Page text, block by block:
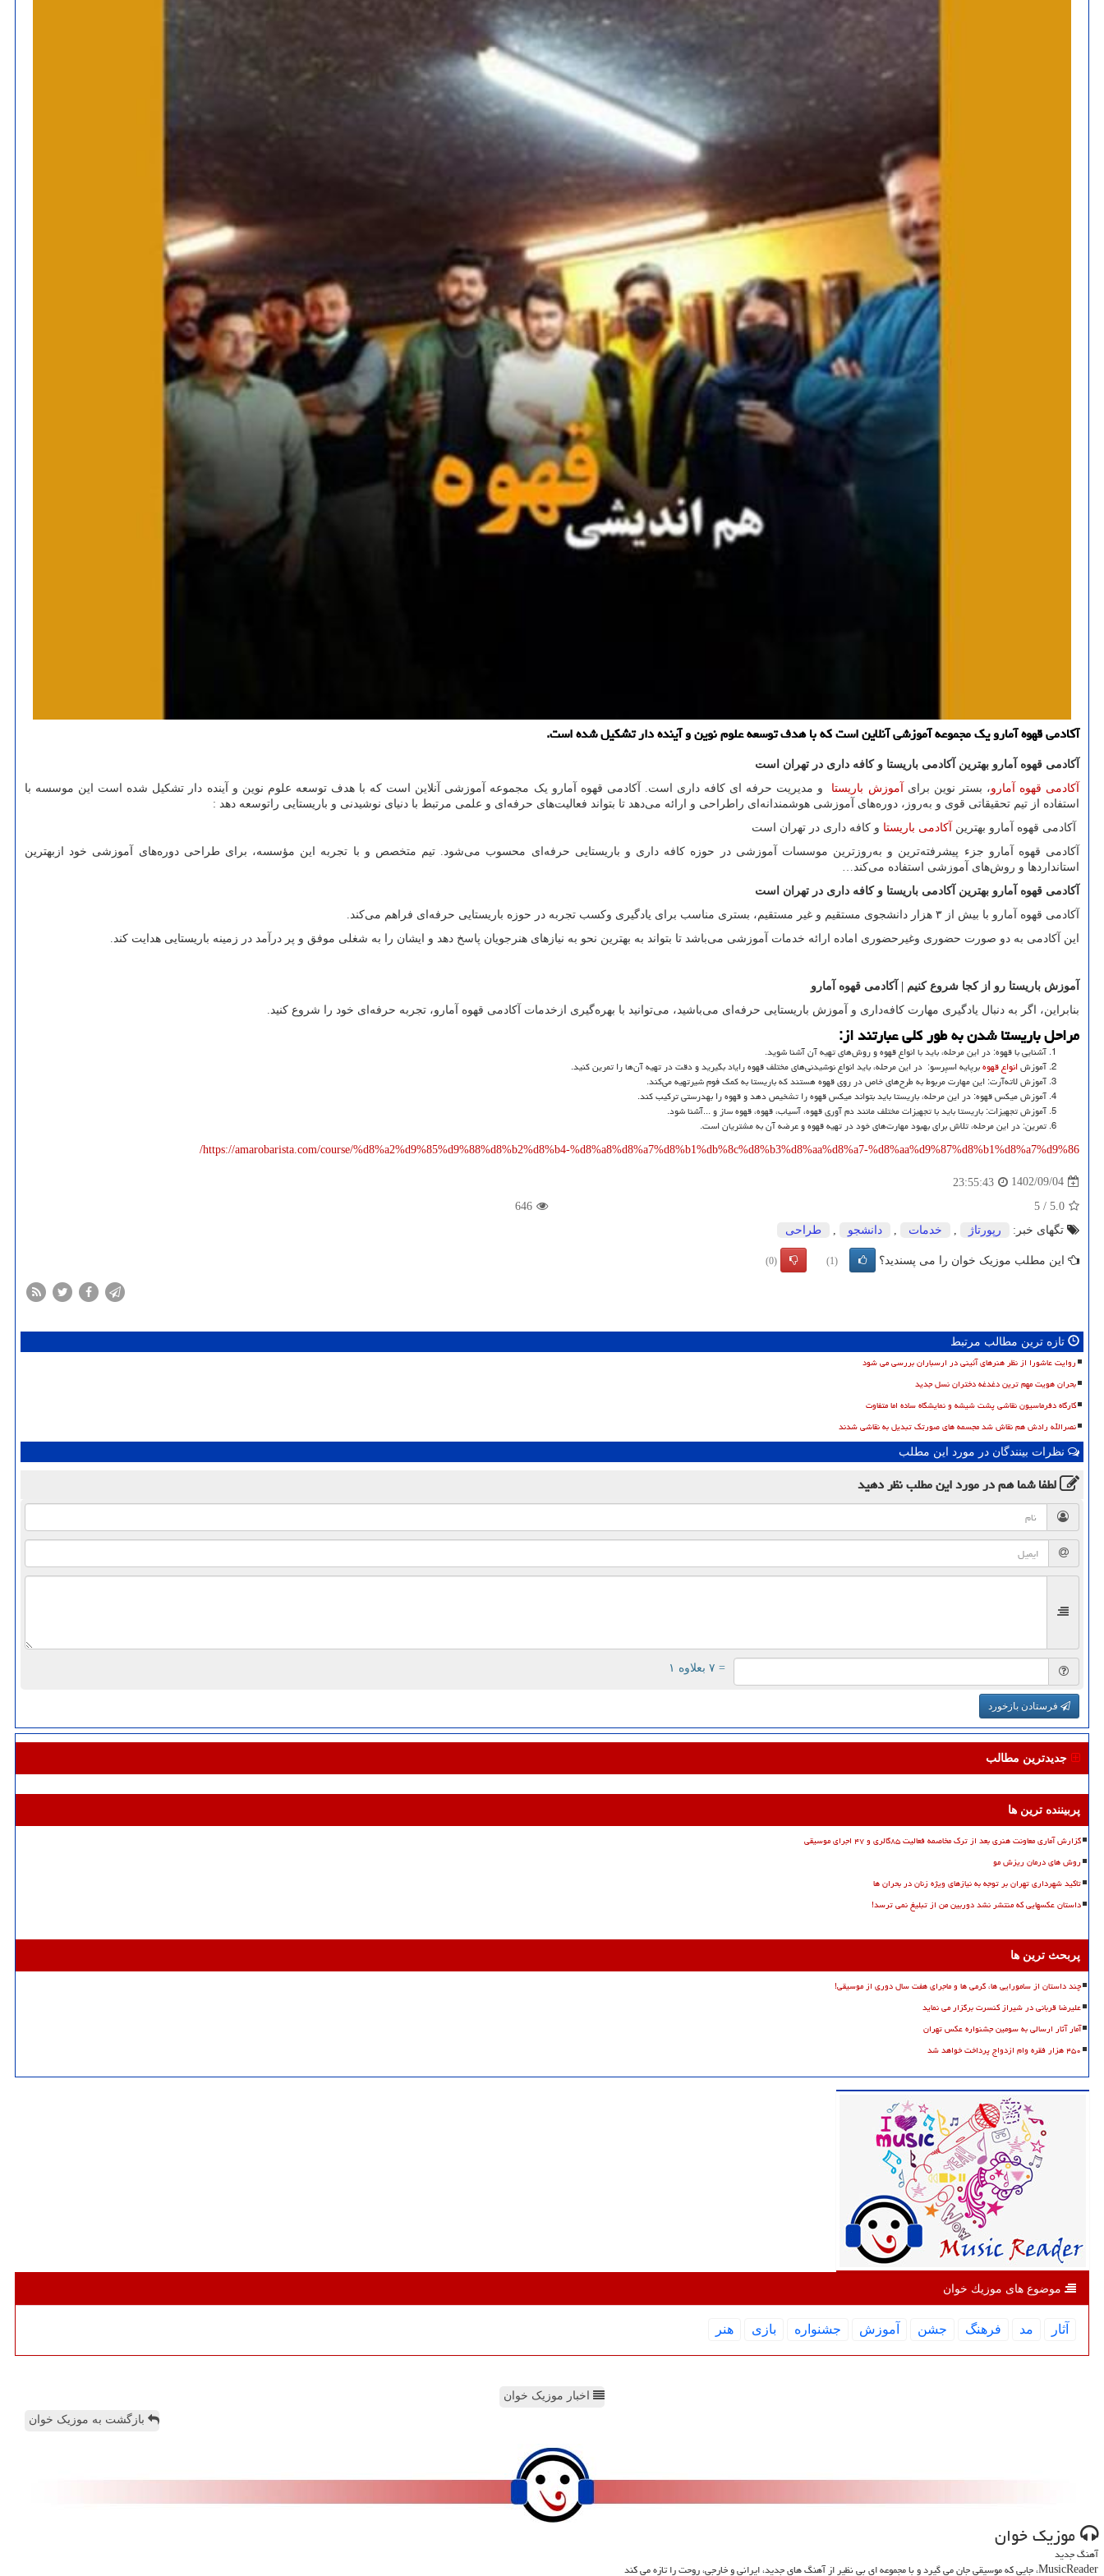
آکادمی قهوه آمارو یک مجموعه آموزشی آنلاین است که با هدف توسعه علوم نوین و آینده دار تشکیل شده است.
آکادمی قهوه آمارو بهترین آکادمی باریستا و کافه داری در تهران است
آکادمی قهوه آمارو، بستر نوین برای آموزش باریستا و مدیریت حرفه ای کافه داری است. آکادمی قهوه آمارو یک مجموعه آموزشی آنلاین است که با هدف توسعه علوم نوین و آینده دار تشکیل شده است این موسسه با
استفاده از تیم تحقیقاتی قوی و به‌روز، دوره‌های آموزشی هوشمندانه‌ای راطراحی و ارائه می‌دهد تا بتواند فعالیت‌های حرفه‌ای و علمی مرتبط با دنیای نوشیدنی و باریستایی راتوسعه دهد :
آکادمی قهوه آمارو بهترین آکادمی باریستا و کافه داری در تهران است
آکادمی قهوه آمارو جزء پیشرفته‌ترین و به‌روزترین موسسات آموزشی در حوزه کافه داری و باریستایی حرفه‌ای محسوب می‌شود. تیم متخصص و با تجربه این مؤسسه، برای طراحی دوره‌های آموزشی خود ازبهترین
استانداردها و روش‌های آموزشی استفاده می‌کند…
آکادمی قهوه آمارو بهترین آکادمی باریستا و کافه داری در تهران است
آکادمی قهوه آمارو با بیش از ۳ هزار دانشجوی مستقیم و غیر مستقیم، بستری مناسب برای یادگیری وکسب تجربه در حوزه باریستایی حرفه‌ای فراهم می‌کند.
این آکادمی به دو صورت حضوری وغیرحضوری اماده ارائه خدمات آموزشی می‌باشد تا بتواند به بهترین نحو به نیازهای هنرجویان پاسخ دهد و ایشان را به شغلی موفق و پر درآمد در زمینه باریستایی هدایت کند.
آموزش باریستا رو از کجا شروع کنیم | آکادمی قهوه آمارو
بنابراین، اگر به دنبال یادگیری مهارت کافه‌داری و آموزش باریستایی حرفه‌ای می‌باشید، می‌توانید با بهره‌گیری ازخدمات آکادمی قهوه آمارو، تجربه حرفه‌ای خود را شروع کنید.
مراحل باریستا شدن به طور کلی عبارتند از:
آشنایی با قهوه: در این مرحله، باید با انواع قهوه و روش‌های تهیه آن آشنا شوید.
آموزشانواع قهوهبرپایه اسپرسو: در این مرحله، باید انواع نوشیدنی‌های‌ مختلف قهوه رایاد بگیرید و دقت در تهیه آن‌ها را تمرین کنید.
آموزش لاته‌آرت: این مهارت مربوط به طرح‌های خاص در روی قهوه هستند که باریستا به کمک فوم شیرتهیه می‌کند.
آموزش میکس قهوه: در این مرحله، باریستا باید بتواند میکس قهوه را تشخیص دهد و قهوه را بهدرستی ترکیب کند.
آموزش تجهیزات: باریستا باید با تجهیزات مختلف مانند دم آوری قهوه، آسیاب، قهوه، قهوه ساز و...آشنا شود.
تمرین: در این مرحله، تلاش برای بهبود مهارت‌های خود در تهیه قهوه و عرضه آن به مشتریان است.
https://amarobarista.com/course/%d8%a2%d9%85%d9%88%d8%b2%d8%b4-%d8%a8%d8%a7%d8%b1%db%8c%d8%b3%d8%aa%d8%a7-%d8%aa%d9%87%d8%b1%d8%a7%d9%86/
1402/09/04
23:55:43
5.0
/
5
646
تگهای خبر:
رپورتاژ , خدمات , دانشجو , طراحی
این مطلب موزیک خوان را می پسندید؟ (1)
(0)
تازه ترین مطالب مرتبط
روایت عاشورا از نظر هنرهای آئینی در ارسباران بررسی می شود
بحران هویت مهم ترین دغدغه دختران نسل جدید
کارگاه دفرماسیون نقاشی پشت شیشه و نمایشگاه ساده اما متفاوت
نصرالله رادش هم نقاش شد مجسمه های صورتک تبدیل به نقاشی شدند
نظرات بینندگان در مورد این مطلب
لطفا شما همدر مورد این مطلبنظر دهید
= ۷ بعلاوه ۱
فرستادن بازخورد
جدیدترین مطالب
پربیننده ترین ها
گزارش آماری معاونت هنری بعد از ترک مخاصمه فعالیت ۸۵گالری و ۴۷ اجرای موسیقی
روش های درمان ریزش مو
تاکید شهرداری تهران بر توجه به نیازهای ویژه زنان در بحران ها
داستان عکسهایی که منتشر نشد دوربین من از تبلیغ نمی ترسد!
پربحث ترین ها
چند داستان از سامورایی ها، گرمی ها و ماجرای هفت سال دوری از موسیقی!
علیرضا قربانی در شیراز کنسرت برگزار می نماید
آمار آثار ارسالی به سومین جشنواره عکس تهران
۴۵۰ هزار فقره وام ازدواج پرداخت خواهد شد
موضوع های موزیك خوان
آثار مد فرهنگ جشن آموزش جشنواره بازی هنر
اخبار موزیک خوان
بازگشت به موزیک خوان
موزیك خوان
آهنگ جدید
MusicReader، جایی که موسیقی جان می گیرد و با مجموعه ای بی نظیر از آهنگ های جدید، ایرانی و خارجی، روحت را تازه می کند